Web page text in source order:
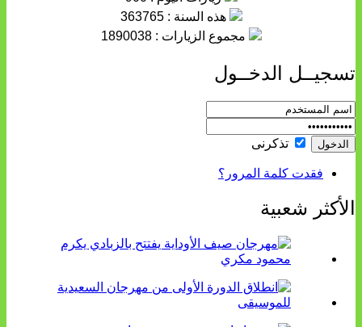
هذه السنة : 363765
مجموع الزيارات : 1890038
تسجيــل الدخــول
تذكرنى
فقدت كلمة المرور؟
الأكثر شعبية